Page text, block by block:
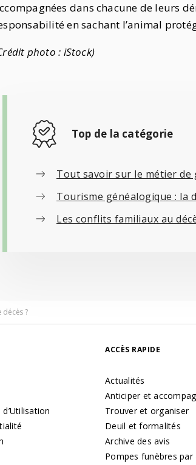
dans chacune de leurs
en sachant l’animal
photo : iStock)
Top de la catégorie
Tout savoir sur le métier de
Tourisme généalogique : la
Les conflits familiaux au
?
ACCÈS RAPIDE
Actualités
Anticiper et
Trouver et organiser
Deuil et formalités
Archive des avis
Pompes funèbres